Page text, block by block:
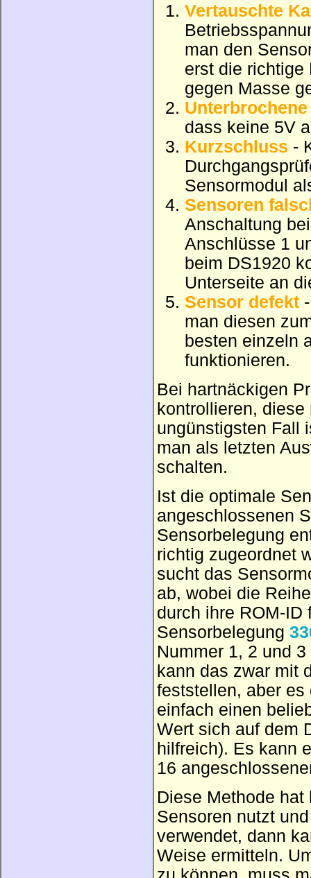
Vertauschte
man den
erst die richtige
gegen Masse
dass keine 5V
Kurzschluss -
Sensormodul
Sensoren
Anschaltung
Anschlüsse 1
beim DS1920
Unterseite an
Sensor defekt
man diesen
besten einzeln
funktionieren.
Bei hartnäckigen
kontrollieren,
ungünstigsten Fall
man als letzten
schalten.
Ist die optimale
angeschlossenen
Sensorbelegung
richtig zugeordnet
sucht das
ab, wobei die
durch ihre ROM-
Sensorbelegung
Nummer 1, 2 und
kann das zwar mit
feststellen, aber es
einfach einen
Wert sich auf dem
hilfreich). Es kann
16
Diese Methode
Sensoren nutzt
verwendet, dann
Weise ermitteln.